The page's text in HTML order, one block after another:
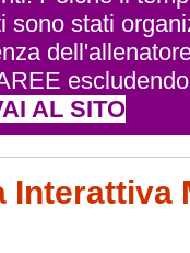
sono stati
AL SITO
Interattiva